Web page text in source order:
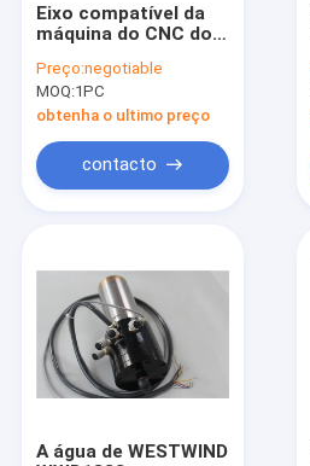
Casa
Produtos
Eixo compatível da
máquina do CNC do
do PWB de WWD1822
200000RPM
Preço:negotiable
MOQ:1PC
obtenha o ultimo preço
contacto
A água de WESTWIND